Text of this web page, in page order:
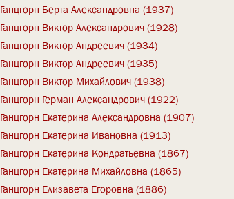
Ганцгорн Берта Александровна (1937)
Ганцгорн Виктор Александрович (1928)
Ганцгорн Виктор Андреевич (1934)
Ганцгорн Виктор Андреевич (1935)
Ганцгорн Виктор Михайлович (1938)
Ганцгорн Герман Александрович (1922)
Ганцгорн Екатерина Александровна (1907)
Ганцгорн Екатерина Ивановна (1913)
Ганцгорн Екатерина Кондратьевна (1867)
Ганцгорн Екатерина Михайловна (1865)
Ганцгорн Елизавета Егоровна (1886)